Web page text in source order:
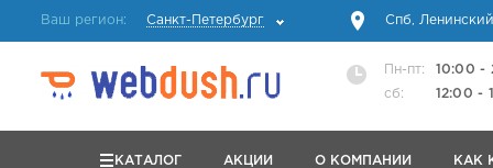
Ваш регион: Санкт-Петербург Спб,
Пн-пт:
10:00 -
сб:
12:00 -
КАТАЛОГ АКЦИИ О КОМПАНИИ КАК